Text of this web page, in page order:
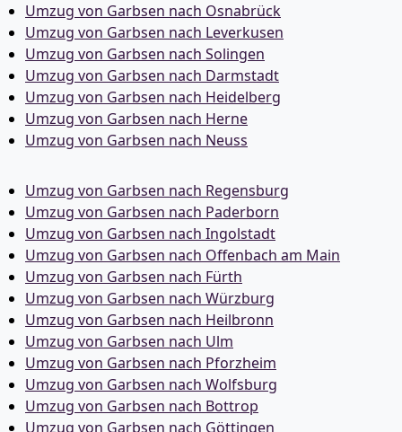
Umzug von Garbsen nach Osnabrück
Umzug von Garbsen nach Leverkusen
Umzug von Garbsen nach Solingen
Umzug von Garbsen nach Darmstadt
Umzug von Garbsen nach Heidelberg
Umzug von Garbsen nach Herne
Umzug von Garbsen nach Neuss
Umzug von Garbsen nach Regensburg
Umzug von Garbsen nach Paderborn
Umzug von Garbsen nach Ingolstadt
Umzug von Garbsen nach Offenbach am Main
Umzug von Garbsen nach Fürth
Umzug von Garbsen nach Würzburg
Umzug von Garbsen nach Heilbronn
Umzug von Garbsen nach Ulm
Umzug von Garbsen nach Pforzheim
Umzug von Garbsen nach Wolfsburg
Umzug von Garbsen nach Bottrop
Umzug von Garbsen nach Göttingen